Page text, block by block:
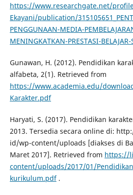
https://www.researchgate.net/
Ekayani/publication/
PENGGUNAAN-MEDIA-
MENINGKATKAN-PRESTASI-
Gunawan, H. (2012). Pendidikan
alfabeta, 2(1). Retrieved from
https://www.academia.edu/
Karakter.pdf
Haryati, S. (2017). Pendidikan
2013. Tersedia secara online di:
id/wp-content/uploads [diakses di
Maret 2017]. Retrieved from https://
content/uploads/2017/01/
kurikulum.pdf.